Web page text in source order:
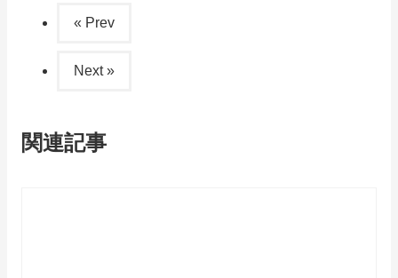
« Prev
Next »
関連記事